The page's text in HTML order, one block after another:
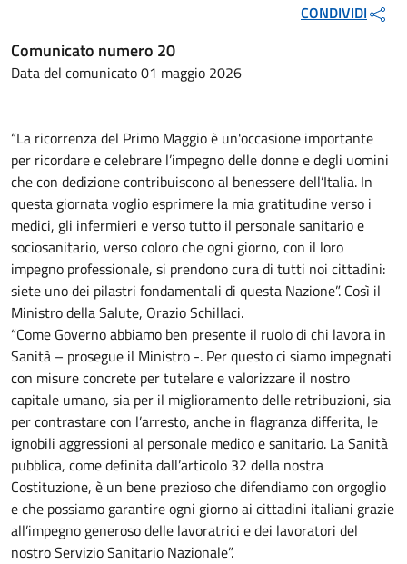
CONDIVIDI
Comunicato numero 20
Data del comunicato 01 maggio 2026
“La ricorrenza del Primo Maggio è un'occasione importante
per ricordare e celebrare l’impegno delle donne e degli uomini
che con dedizione contribuiscono al benessere dell’Italia. In
questa giornata voglio esprimere la mia gratitudine verso i
medici, gli infermieri e verso tutto il personale sanitario e
sociosanitario, verso coloro che ogni giorno, con il loro
impegno professionale, si prendono cura di tutti noi cittadini:
siete uno dei pilastri fondamentali di questa Nazione”. Così il
Ministro della Salute, Orazio Schillaci.
“Come Governo abbiamo ben presente il ruolo di chi lavora in
Sanità – prosegue il Ministro -. Per questo ci siamo impegnati
con misure concrete per tutelare e valorizzare il nostro
capitale umano, sia per il miglioramento delle retribuzioni, sia
per contrastare con l’arresto, anche in flagranza differita, le
ignobili aggressioni al personale medico e sanitario. La Sanità
pubblica, come definita dall’articolo 32 della nostra
Costituzione, è un bene prezioso che difendiamo con orgoglio
e che possiamo garantire ogni giorno ai cittadini italiani grazie
all’impegno generoso delle lavoratrici e dei lavoratori del
nostro Servizio Sanitario Nazionale”.